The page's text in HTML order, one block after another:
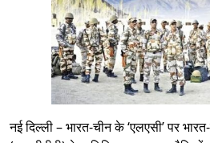
नई दिल्ली – भारत-चीन के ‘एलएसी’ पर